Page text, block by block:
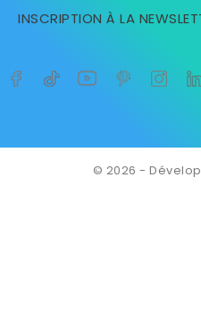
INSCRIPTION À LA
© 2026 -